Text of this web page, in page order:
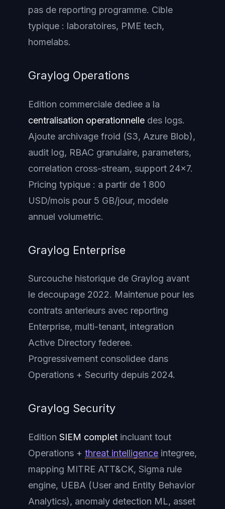
pas de reporting programme. Cible
typique : laboratoires, PME tech,
homelabs.
Graylog Operations
Edition commerciale dediee a la
centralisation operationnelle des logs.
Ajoute archivage froid (S3, Azure Blob),
audit log, RBAC granulaire, parameters,
correlation cross-stream, support 24x7.
Pricing typique : a partir de 1 800
USD/mois pour 5 GB/jour, modele
annuel volumetric.
Graylog Enterprise
Surcouche historique de Graylog avant
le decoupage 2022. Maintenue pour les
contrats anterieurs avec reporting
Enterprise, multi-tenant, integration
Active Directory federee.
Progressivement consolidee dans
Operations + Security depuis 2024.
Graylog Security
Edition SIEM complet incluant tout
Operations + threat intelligence integree,
mapping MITRE ATT&CK, Sigma rule
engine, UEBA (User and Entity Behavior
Analytics), anomaly detection ML, asset